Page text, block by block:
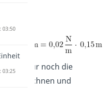
du nur noch die
ausrechnen und
03:50
03:25